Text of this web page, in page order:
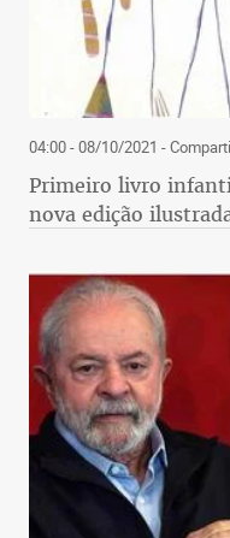
04:00 - 08/10/2021 -
Primeiro livro
nova edição